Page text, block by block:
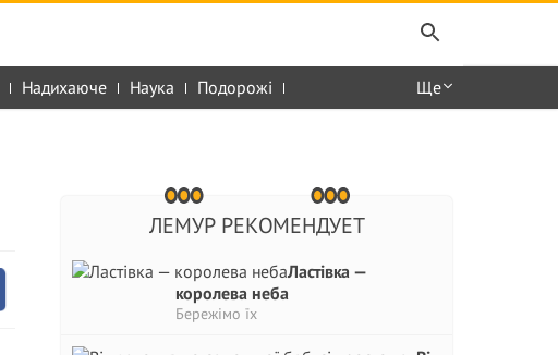
Надихаюче Наука Подорожі Ще
ЛЕМУР РЕКОМЕНДУЕТ
Ластівка —
королева неба
Бережімо їх